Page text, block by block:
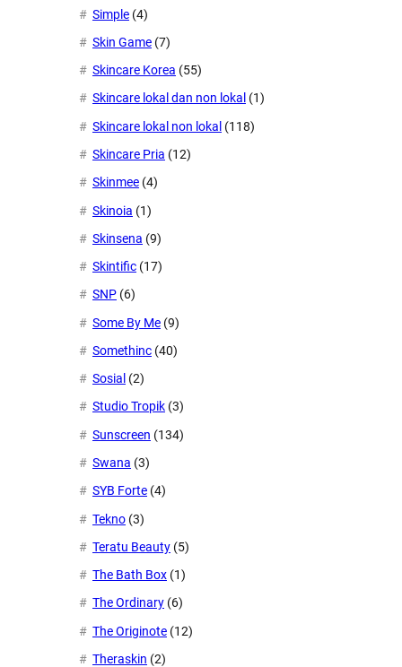
Simple (4)
Skin Game (7)
Skincare Korea (55)
Skincare lokal dan non lokal (1)
Skincare lokal non lokal (118)
Skincare Pria (12)
Skinmee (4)
Skinoia (1)
Skinsena (9)
Skintific (17)
SNP (6)
Some By Me (9)
Somethinc (40)
Sosial (2)
Studio Tropik (3)
Sunscreen (134)
Swana (3)
SYB Forte (4)
Tekno (3)
Teratu Beauty (5)
The Bath Box (1)
The Ordinary (6)
The Originote (12)
Theraskin (2)